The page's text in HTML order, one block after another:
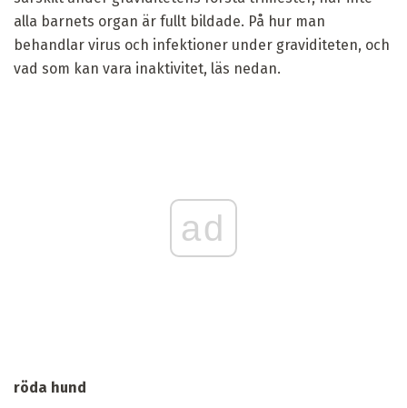
alla barnets organ är fullt bildade. På hur man
behandlar virus och infektioner under graviditeten, och
vad som kan vara inaktivitet, läs nedan.
ad
röda hund